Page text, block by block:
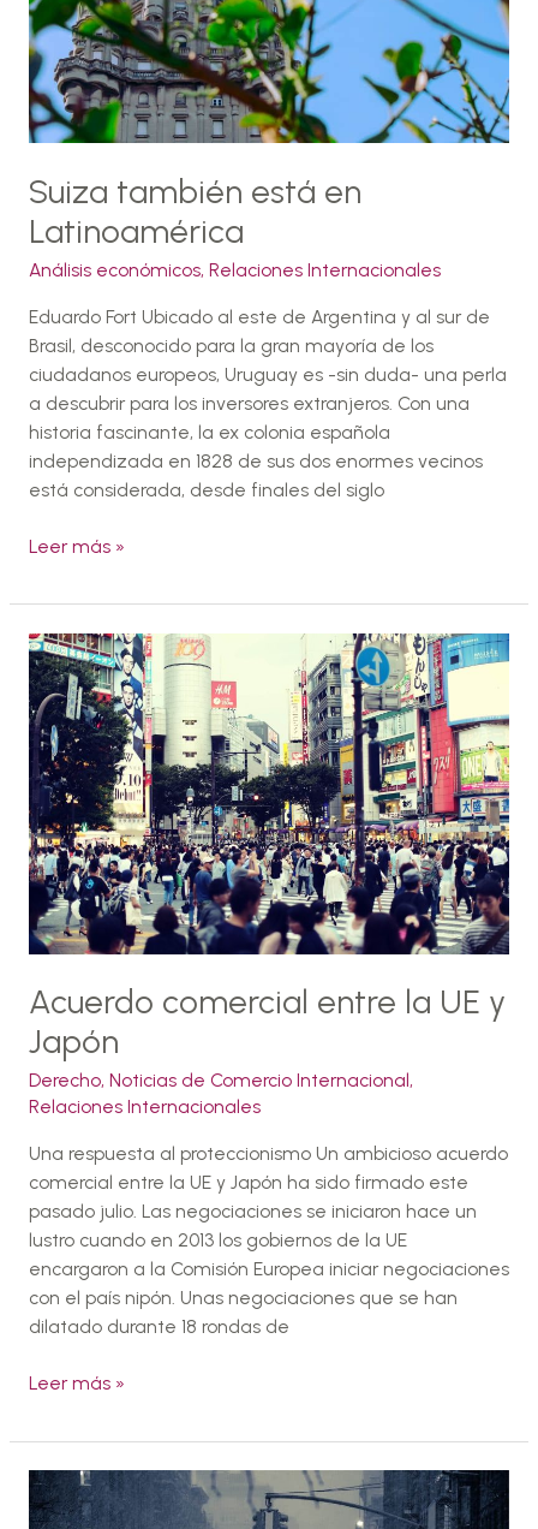
Suiza también está en
Latinoamérica
Análisis económicos, Relaciones Internacionales
Eduardo Fort Ubicado al este de Argentina y al sur de
Brasil, desconocido para la gran mayoría de los
ciudadanos europeos, Uruguay es -sin duda- una perla
a descubrir para los inversores extranjeros. Con una
historia fascinante, la ex colonia española
independizada en 1828 de sus dos enormes vecinos
está considerada, desde finales del siglo
Leer más »
Acuerdo comercial entre la UE y
Japón
Derecho, Noticias de Comercio Internacional,
Relaciones Internacionales
Una respuesta al proteccionismo Un ambicioso acuerdo
comercial entre la UE y Japón ha sido firmado este
pasado julio. Las negociaciones se iniciaron hace un
lustro cuando en 2013 los gobiernos de la UE
encargaron a la Comisión Europea iniciar negociaciones
con el país nipón. Unas negociaciones que se han
dilatado durante 18 rondas de
Acuerdo
comercial
entre
la
UE
y
Japón
Leer más »
Guerras
Comerciales: